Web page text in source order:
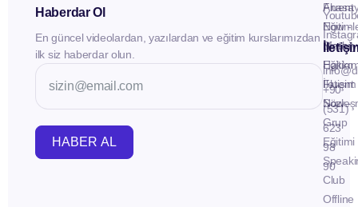
Haberdar Ol
En güncel videolardan, yazılardan ve eğitim kurslarımızdan
ilk siz haberdar olun.
HABER AL
İletişim
Fluent
Now -
Birebir
Eğitim
Fluent
Now -
Grup
Eğitimi
Club
Offline
+90
(531)
623
98
90